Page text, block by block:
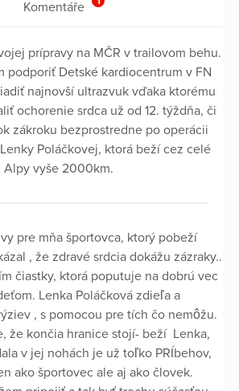
Komentáře
prípravy na MČR v trailovom behu.
podporiť Detské kardiocentrum v FN
najnovší ultrazvuk vďaka ktorému
ochorenie srdca už od 12. týždňa, či
zákroku bezprostredne po operácii
Poláčkovej, ktorá beží cez celé
Alpy vyše 2000km.
pre mňa športovca, ktorý pobeží
, že zdravé srdcia dokážu zázraky..
čiastky, ktorá poputuje na dobrú vec
Lenka Poláčková zdieľa a
, s pomocou pre tích čo nemôžu.
že končia hranice stojí- beží Lenka,
v jej nohách je už toľko PRÍbehov,
ako športovec ale aj ako človek.